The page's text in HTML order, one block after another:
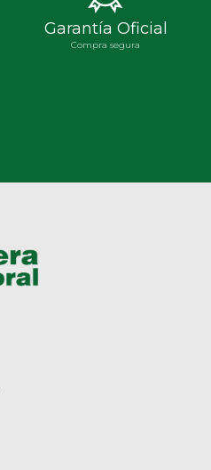
Garantía Oficial
Compra segura